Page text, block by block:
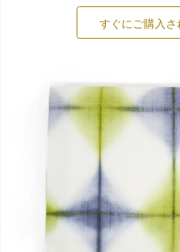
すぐにご購入さ